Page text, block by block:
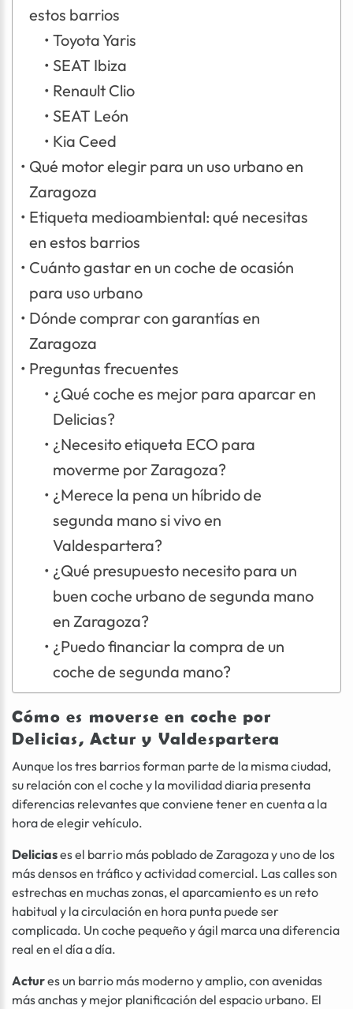
estos barrios
Toyota Yaris
SEAT Ibiza
Renault Clio
SEAT León
Kia Ceed
Qué motor elegir para un uso urbano en
Zaragoza
Etiqueta medioambiental: qué necesitas
en estos barrios
Cuánto gastar en un coche de ocasión
para uso urbano
Dónde comprar con garantías en
Zaragoza
Preguntas frecuentes
¿Qué coche es mejor para aparcar en
Delicias?
¿Necesito etiqueta ECO para
moverme por Zaragoza?
¿Merece la pena un híbrido de
segunda mano si vivo en
Valdespartera?
¿Qué presupuesto necesito para un
buen coche urbano de segunda mano
en Zaragoza?
¿Puedo financiar la compra de un
coche de segunda mano?
Cómo es moverse en coche por
Delicias, Actur y Valdespartera
Aunque los tres barrios forman parte de la misma ciudad,
su relación con el coche y la movilidad diaria presenta
diferencias relevantes que conviene tener en cuenta a la
hora de elegir vehículo.
Deliciases el barrio más poblado de Zaragoza y uno de los
más densos en tráfico y actividad comercial. Las calles son
estrechas en muchas zonas, el aparcamiento es un reto
habitual y la circulación en hora punta puede ser
complicada. Un coche pequeño y ágil marca una diferencia
real en el día a día.
Actures un barrio más moderno y amplio, con avenidas
más anchas y mejor planificación del espacio urbano. El